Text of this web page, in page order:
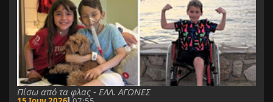
Πίσω από τα φλας - ΕΛΛ. ΑΓΩΝΕΣ